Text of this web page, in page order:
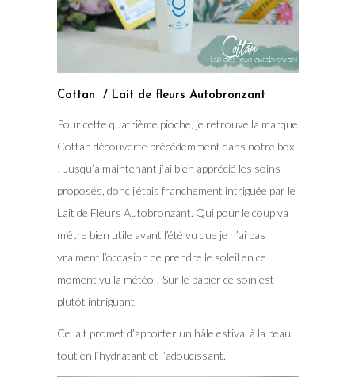
Cottan / Lait de fleurs Autobronzant
Pour cette quatrième pioche, je retrouve la marque
Cottan découverte précédemment dans notre box
! Jusqu’à maintenant j’ai bien apprécié les soins
proposés, donc j’étais franchement intriguée par le
Lait de Fleurs Autobronzant. Qui pour le coup va
m’être bien utile avant l’été vu que je n’ai pas
vraiment l’occasion de prendre le soleil en ce
moment vu la météo ! Sur le papier ce soin est
plutôt intriguant.
Ce lait promet d’apporter un hâle estival à la peau
tout en l’hydratant et l’adoucissant.